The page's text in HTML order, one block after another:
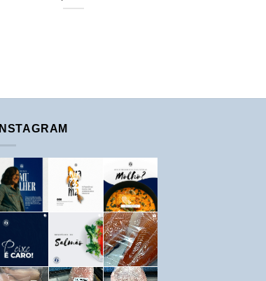
INSTAGRAM